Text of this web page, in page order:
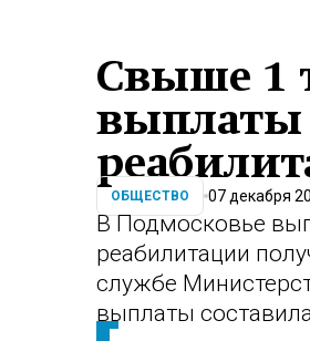
Свыше 1
выплаты
ОБЩЕСТВО 07 декабря
В Подмосковье
реабилитации
службе
выплаты